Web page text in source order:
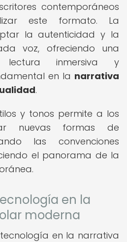
contemporáneos
este formato. La
la autenticidad y la
voz, ofreciendo una
lectura inmersiva y
en la narrativa
.
y tonos permite a los
nuevas formas de
las convenciones
el panorama de la
en la
moderna
en la narrativa